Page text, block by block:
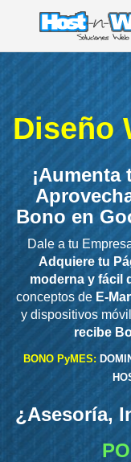
Diseño
Bono en
Dale a tu
Adquiere tu
moderna y fácil
conceptos de E-
y dispositivos
recibe
BONO PyMES:
¿Asesoría,